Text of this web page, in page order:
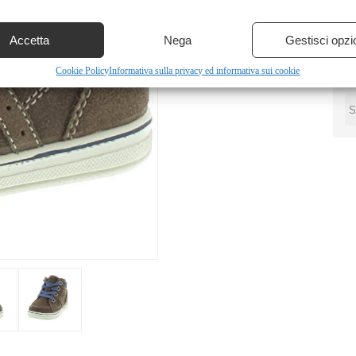
Accetta Nega Gestisci
Cookie PolicyInformativa sulla privacy ed informativa sui cookie